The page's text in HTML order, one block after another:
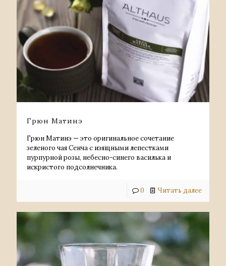
Грюн Матинэ
Грюн Матинэ — это оригинальное сочетание
зеленого чая Сенча с изящными лепестками
пурпурной розы, небесно-синего василька и
искристого подсолнечника.
0 Читать далее